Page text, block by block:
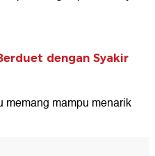
dengan Syakir
mampu menarik